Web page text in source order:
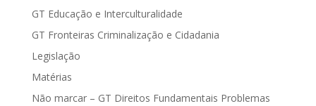
GT Educação e Interculturalidade
GT Fronteiras Criminalização e Cidadania
Legislação
Matérias
Não marcar – GT Direitos Fundamentais Problemas